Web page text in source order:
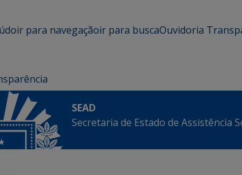
ir para navegaçãoir para buscaOuvidoria
SEAD
Secretaria de Estado de Assistência